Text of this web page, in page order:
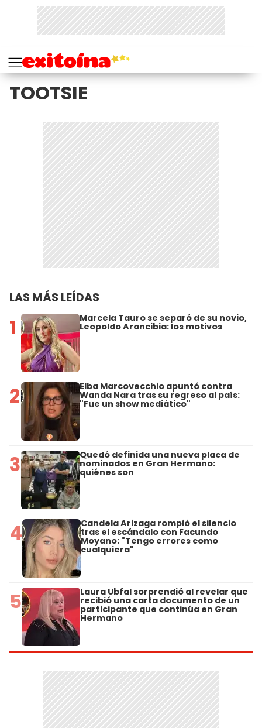
TOOTSIE
LAS MÁS LEÍDAS
1 Marcela Tauro se separó de su novio,
Leopoldo Arancibia: los motivos
2 Elba Marcovecchio apuntó contra
Wanda Nara tras su regreso al país:
"Fue un show mediático"
3 Quedó definida una nueva placa de
nominados en Gran Hermano:
quiénes son
4 Candela Arizaga rompió el silencio
tras el escándalo con Facundo
Moyano: "Tengo errores como
cualquiera"
5 Laura Ubfal sorprendió al revelar que
recibió una carta documento de un
participante que continúa en Gran
Hermano